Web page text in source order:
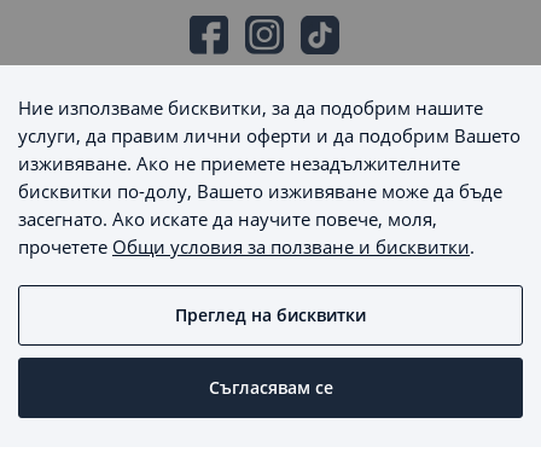
Начини на плащане
Начини на доставка
MaxSale © 2026 - Всички права запазени
Ние използваме бисквитки, за да подобрим нашите
услуги, да правим лични оферти и да подобрим Вашето
изживяване. Ако не приемете незадължителните
бисквитки по-долу, Вашето изживяване може да бъде
засегнато. Ако искате да научите повече, моля,
прочетете Общи условия за ползване и бисквитки.
Съгласявам се
Преглед на бисквитки